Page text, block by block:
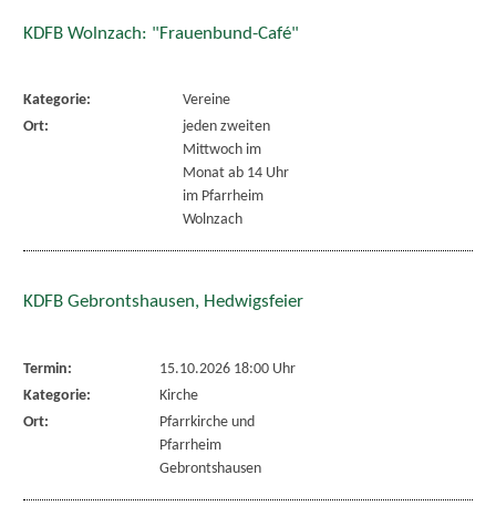
KDFB Wolnzach: "Frauenbund-Café"
Kategorie:
Vereine
Ort:
jeden zweiten
Mittwoch im
Monat ab 14 Uhr
im Pfarrheim
Wolnzach
KDFB Gebrontshausen, Hedwigsfeier
Termin:
15.10.2026 18:00 Uhr
Kategorie:
Kirche
Ort:
Pfarrkirche und
Pfarrheim
Gebrontshausen